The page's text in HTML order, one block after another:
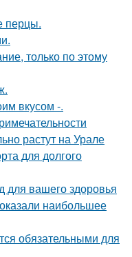
перцы.
только по этому
вкусом -.
растут на Урале
для долгого
для вашего здоровья
наибольшее
обязательными для